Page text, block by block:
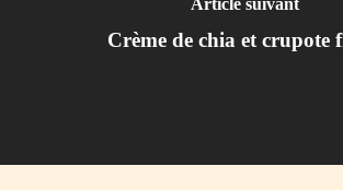
Crème de chia et crupote